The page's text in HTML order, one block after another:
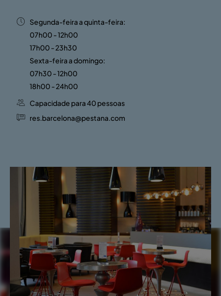
Segunda-feira a quinta-feira:
07h00 - 12h00
17h00 - 23h30
Sexta-feira a domingo:
07h30 - 12h00
18h00 - 24h00
Capacidade para 40 pessoas
res.barcelona@pestana.com